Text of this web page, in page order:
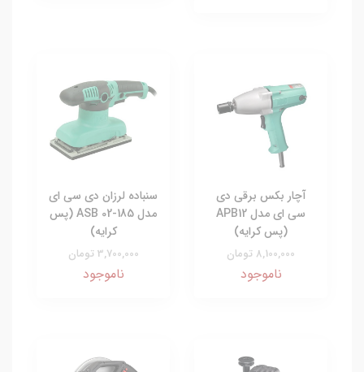
آچار بکس برقی دی
سی ای مدل APB12
(پس کرایه)
8,100,000 تومان
ناموجود
سنباده لرزان دی سی ای
مدل ASB 02-185 (پس
کرایه)
3,700,000 تومان
ناموجود